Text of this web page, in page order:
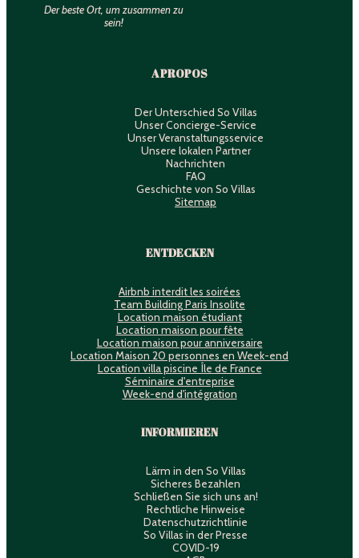
Der beste Ort, um zusammen zu
sein!
A PROPOS
Der Unterschied So Villas
Unser Concierge-Service
Unser Veranstaltungsservice
Unsere lokalen Partner
Nachrichten
FAQ
Geschichte von So Villas
Sitemap
ENTDECKEN
Airbnb interdit les soirées
Team Building Paris Insolite
Location maison étudiant
Location maison pour fête
Location maison pour anniversaire
Location Maison 20 personnes en Week-end
Location villa piscine Île de France
Séminaire d'entreprise
Week-end d'intégration
INFORMIEREN
Lärm in den So Villas
Sicheres Bezahlen
Schließen Sie sich uns an!
Rechtliche Hinweise
Datenschutzrichtlinie
So Villas in der Presse
COVID-19